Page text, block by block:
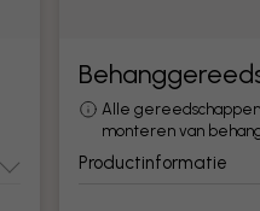
Alle
monteren van
Productinformatie